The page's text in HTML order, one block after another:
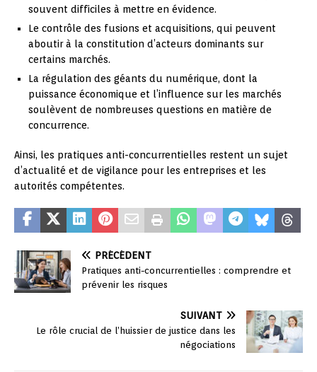
souvent difficiles à mettre en évidence.
Le contrôle des fusions et acquisitions, qui peuvent
aboutir à la constitution d’acteurs dominants sur
certains marchés.
La régulation des géants du numérique, dont la
puissance économique et l’influence sur les marchés
soulèvent de nombreuses questions en matière de
concurrence.
Ainsi, les pratiques anti-concurrentielles restent un sujet
d’actualité et de vigilance pour les entreprises et les
autorités compétentes.
PRÉCÉDENT
Pratiques anti-concurrentielles : comprendre et
prévenir les risques
SUIVANT
Le rôle crucial de l’huissier de justice dans les
négociations